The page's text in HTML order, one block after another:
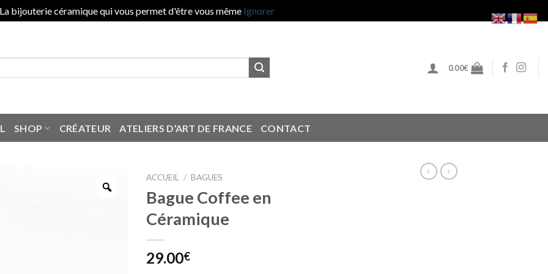
La bijouterie céramique qui vous permet d'être vous même Ignorer
0.00€
SHOP CRÉATEUR ATELIERS D’ART DE FRANCE CONTACT
ACCUEIL / BAGUES
Bague Coffee en
Céramique
29.00€